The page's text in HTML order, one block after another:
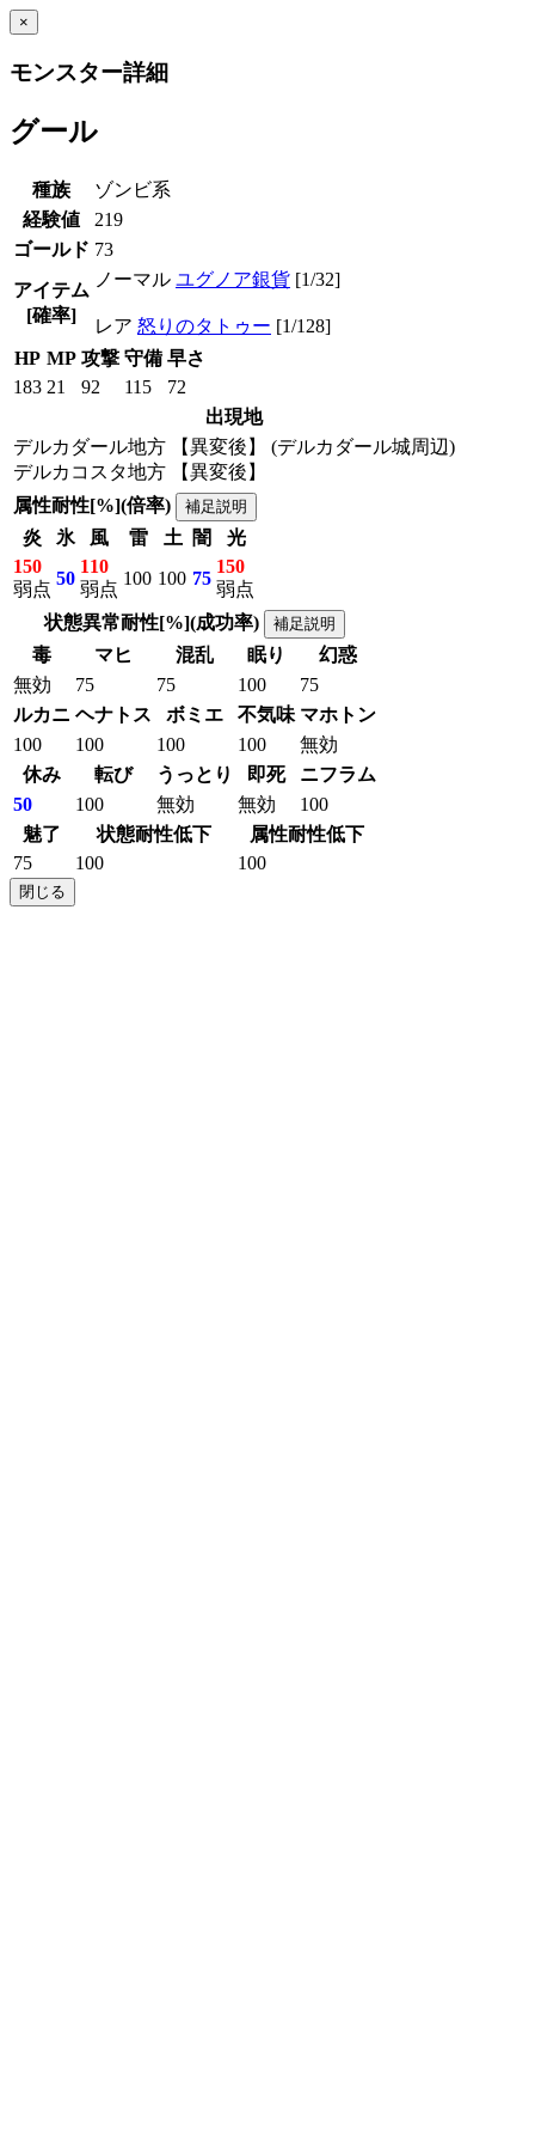
×
モンスター詳細
グール
種族
ゾンビ系
経験値
219
ゴールド 73
アイテム
[確率]
ノーマル ユグノア銀貨 [1/32]
レア 怒りのタトゥー [1/128]
HP MP 攻撃 守備 早さ
183 21 92 115
72
出現地
デルカダール地方 【異変後】 (デルカダール城周辺)
デルカコスタ地方 【異変後】
属性耐性[%](倍率)
補足説明
炎 氷 風 雷 土 闇
光
150
弱点
50
110
弱点
100 100 75
150
弱点
状態異常耐性[%](成功率)
補足説明
毒 マヒ 混乱 眠り
幻惑
無効
75 75 100
75
ルカニ ヘナトス ボミエ 不気味 マホトン
100
100 100 100
無効
休み
転び うっとり 即死
ニフラム
50
100 無効 無効
100
魅了
状態耐性低下
属性耐性低下
75
100 100
閉じる